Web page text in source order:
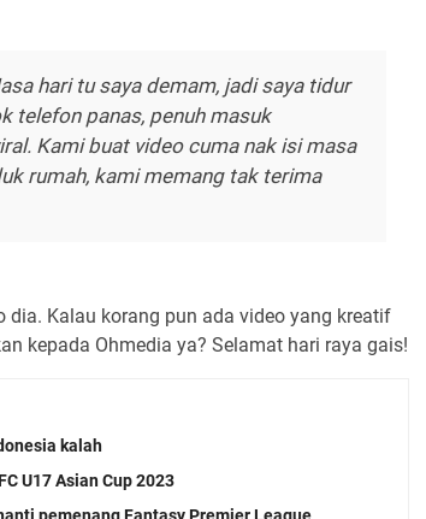
hari tu saya demam, jadi saya tidur
telefon panas, penuh masuk
Kami buat video cuma nak isi masa
rumah, kami memang tak terima
dia. Kalau korang pun ada video yang kreatif
kepada Ohmedia ya? Selamat hari raya gais!
kalah
U17 Asian Cup 2023